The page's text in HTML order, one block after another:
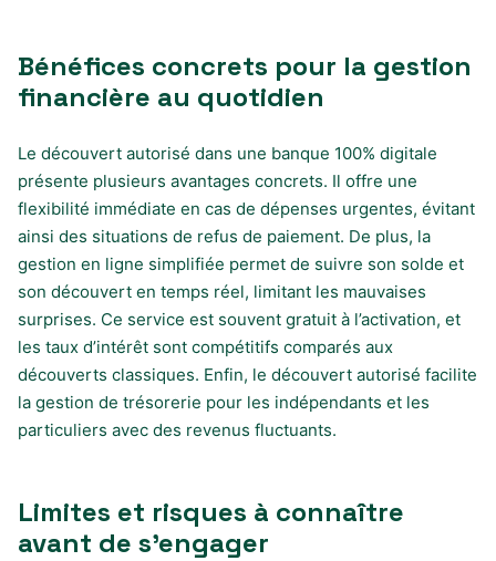
Bénéfices concrets pour la gestion
financière au quotidien
Le découvert autorisé dans une banque 100% digitale
présente plusieurs avantages concrets. Il offre une
flexibilité immédiate en cas de dépenses urgentes, évitant
ainsi des situations de refus de paiement. De plus, la
gestion en ligne simplifiée permet de suivre son solde et
son découvert en temps réel, limitant les mauvaises
surprises. Ce service est souvent gratuit à l’activation, et
les taux d’intérêt sont compétitifs comparés aux
découverts classiques. Enfin, le découvert autorisé facilite
la gestion de trésorerie pour les indépendants et les
particuliers avec des revenus fluctuants.
Limites et risques à connaître
avant de s’engager